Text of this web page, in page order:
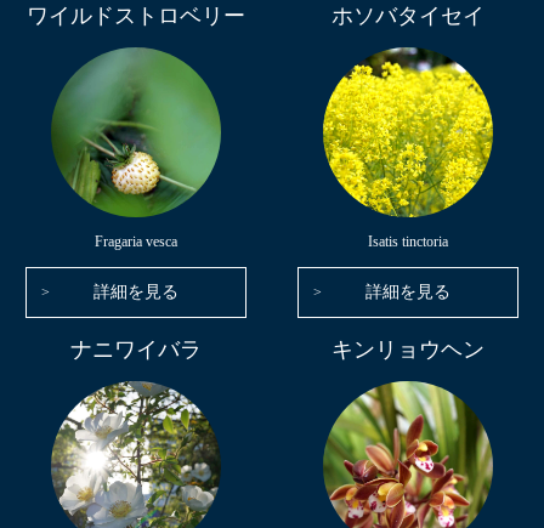
ワイルドストロベリー
Fragaria vesca
詳細を見る
ホソバタイセイ
Isatis tinctoria
詳細を見る
ナニワイバラ キンリョウヘン